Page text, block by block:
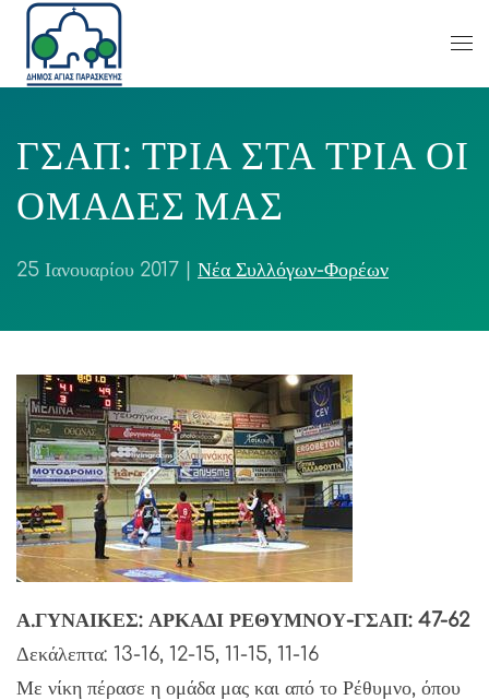
ΓΣΑΠ: ΤΡΙΑ ΣΤΑ ΤΡΙΑ ΟΙ
ΟΜΑΔΕΣ ΜΑΣ
25 Ιανουαρίου 2017 Νέα Συλλόγων-Φορέων
Α.ΓΥΝΑΙΚΕΣ: ΑΡΚΑΔΙ ΡΕΘΥΜΝΟΥ-ΓΣΑΠ: 47-62
Δεκάλεπτα: 13-16, 12-15, 11-15, 11-16
Με νίκη πέρασε η ομάδα μας και από το Ρέθυμνο, όπου